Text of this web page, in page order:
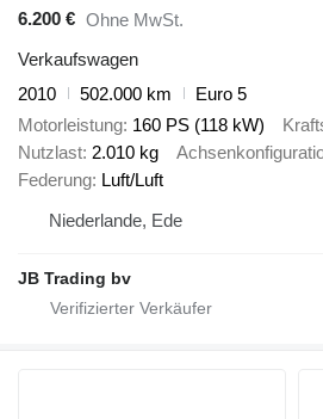
6.200 € Ohne MwSt.
Verkaufswagen
2010
502.000 km
Euro 5
Motorleistung 160 PS (118 kW)
Nutzlast 2.010 kg
Federung Luft/Luft
Niederlande, Ede
JB Trading bv